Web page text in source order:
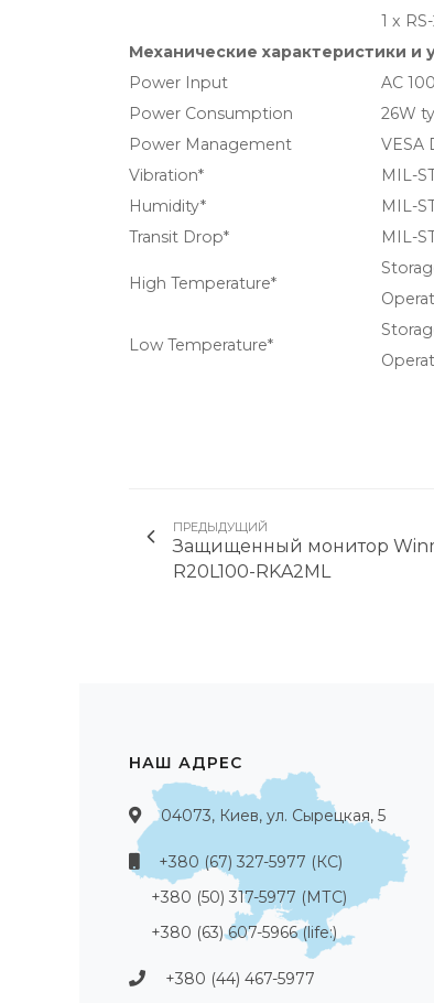
1 x
Механические характеристики и
Power Input
AC
Power Consumption
26W
Power Management
VESA
Vibration*
MIL-
Humidity*
MIL-
Transit Drop*
MIL-
High Temperature*
Low Temperature*
ПРЕДЫДУЩИЙ
Защищенный монитор
R20L100-RKA2ML
НАШ АДРЕС
04073, Киев, ул. Сырецкая, 5
+380 (67) 327-5977 (КС)
+380 (50) 317-5977 (МТС)
+380 (63) 607-5966 (life:)
+380 (44) 467-5977